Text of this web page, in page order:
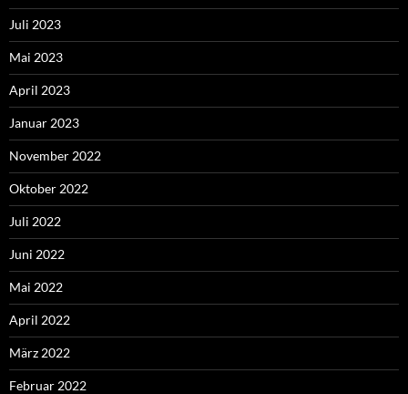
Juli 2023
Mai 2023
April 2023
Januar 2023
November 2022
Oktober 2022
Juli 2022
Juni 2022
Mai 2022
April 2022
März 2022
Februar 2022